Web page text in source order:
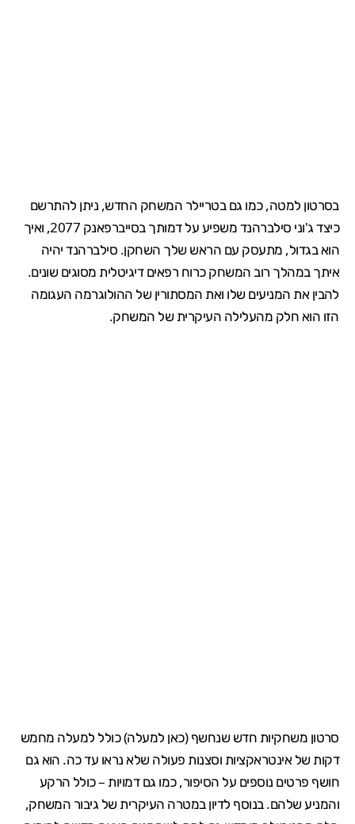
בסרטון למטה, כמו גם בטריילר המשחק החדש, ניתן להתרשם
כיצד ג'וני סילברהנד משפיע על דמותך בסייברפאנק 2077, ואיך
הוא בגדול, מתעסק עם הראש שלך השחקן. סילברהנד יהיה
איתך במהלך רוב המשחק כרוח רפאים דיגיטלית מסוגים שונים.
להבין את המניעים שלו ואת המסתורין של ההולוגרמה העגומה
הזו הוא חלק מהעלילה העיקרית של המשחק.
סרטון משחקיות חדש שנחשף (כאן למעלה) כולל למעלה מחמש
דקות של אינטראקציות וסצנות פעולה שלא נראו עד כה. הוא גם
חושף פרטים נוספים על הסיפור, כמו גם דמויות – כולל הרקע
והמניע שלהם. בנוסף לדיון במטרה העיקרית של גיבור המשחק,